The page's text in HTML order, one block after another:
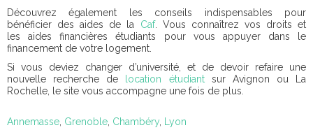
Découvrez également les conseils indispensables pour
bénéficier des aides de la Caf. Vous connaîtrez vos droits et
les aides financières étudiants pour vous appuyer dans le
financement de votre logement.
Si vous deviez changer d’université, et de devoir refaire une
nouvelle recherche de
location étudiantsur Avignon ou La
Rochelle, le site vous accompagne une fois de plus.
Annemasse Grenoble Chambéry, Lyon